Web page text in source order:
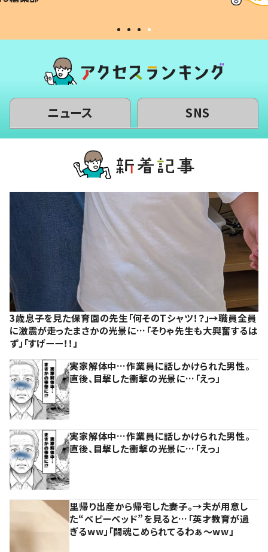
ニュース SNS
3歳息子を見た保育園の先生「何そのTシャツ！？」→職員全員
に激震が走ったまさかの光景に…「そりゃ先生も大興奮するは
ず」「すげーー！！」
実家解体中…作業員に話しかけられた男性。
直後、目撃した衝撃の光景に…「えっ」
実家解体中…作業員に話しかけられた男性。
直後、目撃した衝撃の光景に…「えっ」
里帰り出産から帰宅した妻子。→夫が用意し
た“ベビーベッド”を見ると…「英才教育が過
ぎるww」「闘魂こめられてるわぁ～ww」